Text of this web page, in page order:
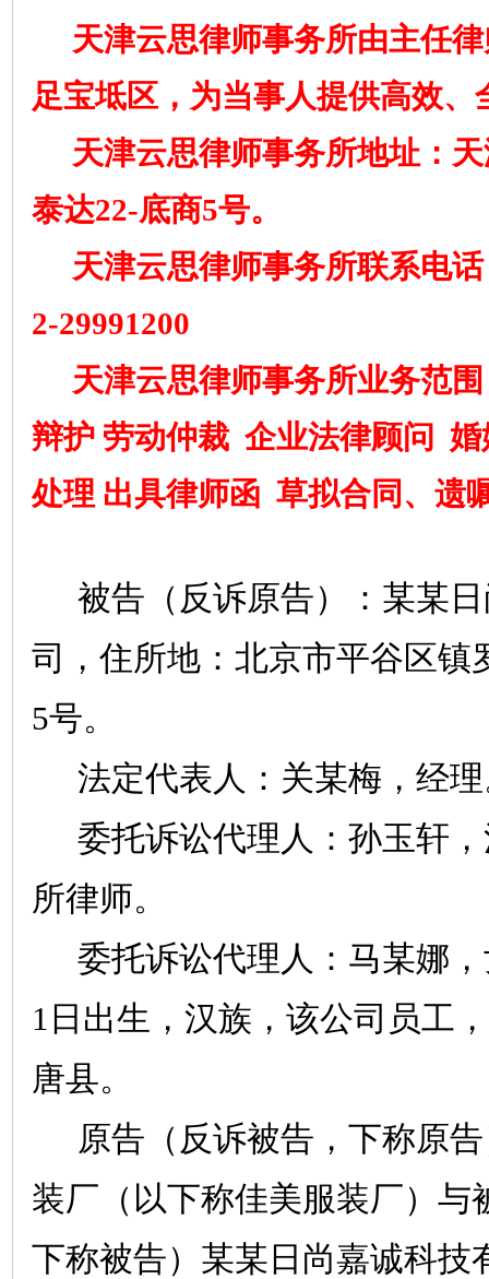
天津云思律师事务所由主任
足宝坻区，为当事人提供高效、
天津云思律师事务所地址：
泰达22-底商5号。
天津云思律师事务所联系电
2-29991200
天津云思律师事务所业务范
辩护 劳动仲裁 企业法律顾问 婚
处理 出具律师函 草拟合同、遗
被告（反诉原告）：某某
司，住所地：北京市平谷区镇
5号。
法定代表人：关某梅，经
委托诉讼代理人：孙玉轩
所律师。
委托诉讼代理人：马某娜
1 日出生，汉族，该公司员工
唐县。
原告（反诉被告，下称原
装厂（以下称佳美服装厂）与
下称被告）某某日尚嘉诚科技